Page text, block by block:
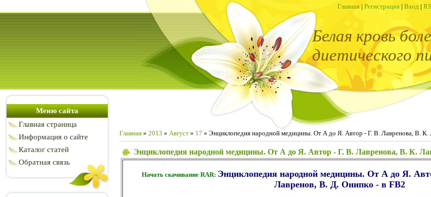
Главная | Регистрация | Вход |
Белая кровь
диетического
Меню сайта
Главная страница
Информация о сайте
Каталог статей
Обратная связь
Главная » 2013 » Август » 17 » Энциклопедия народной медицины. От А до Я. Автор - Г. В. Лавренова, В. К.
Энциклопедия народной медицины. От А до Я. Автор - Г. В. Лавренова, В. К.
Начать скачивание RAR: Энциклопедия народной медицины. От А до Я.
Лавренов, В. Д. Онипко - в FB2